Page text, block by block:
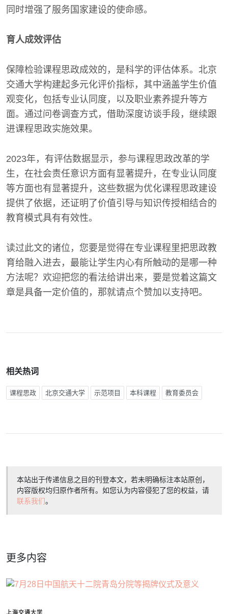
同时增强了服务国家建设的使命感。
育人成效评估
保障检验课程思政成效的，是科学的评估体系。北京
交通大学构建起多元化评价指标，其中涵盖学生价值
观变化，包括专业认同度，以及职业素养提升等方
面。通过问卷调查方式，借助深度访谈手段，继续跟
进课程思政实施效果。
2023年，有评估数据显示，参与课程思政改革的学
生，在社会责任意识方面有显著提升，在专业认同度
等方面也有显著提升，这些数据为优化课程思政建设
提供了依据，还证明了价值引导与知识传授相结合的
教育模式具有有效性。
读过此文的诸位，您要是觉得在专业课程里把思政教
育给融入进去，最能让学生内心有所触动的是哪一种
方法呢？欢迎把您的看法给讲出来，要是觉着这篇文
章是具备一定价值的，那就请点个赞加以支持吧。
相关热词
课程思政 北京交通大学 示范项目 本科课程 教育委员会
本站出于传递信息之目的刊登本文，若未明确标注本站原创，
内容版权均归原作者所有。如您认为内容侵犯了您的权益，请
联系我们。
更多内容
上海交通大学